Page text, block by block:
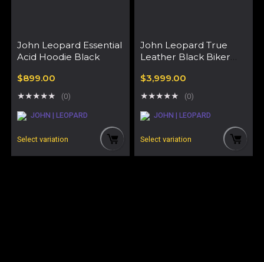
John Leopard Essential
Acid Hoodie Black
$899.00
★★★★★ (0)
JOHN | LEOPARD
Select variation
John Leopard True
Leather Black Biker
$3,999.00
★★★★★ (0)
JOHN | LEOPARD
Select variation